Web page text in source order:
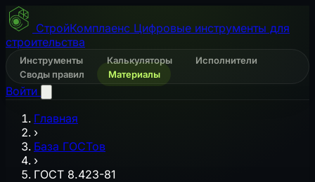
СтройКомплаенс Цифровые инструменты для
строительства
Инструменты Калькуляторы
Исполнители
Своды правил
Материалы
Войти
Главная
›
База ГОСТов
›
ГОСТ 8.423-81